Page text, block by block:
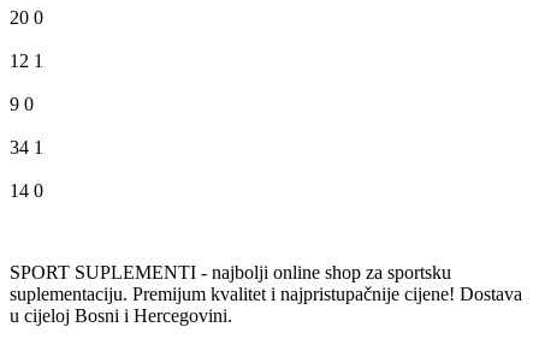
20 0
12 1
9 0
34 1
14 0
SPORT SUPLEMENTI - najbolji online shop za sportsku
suplementaciju. Premijum kvalitet i najpristupačnije cijene! Dostava
u cijeloj Bosni i Hercegovini.